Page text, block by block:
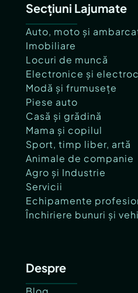
Secțiuni Lajumate
Auto, moto și
Imobiliare
Locuri de muncă
Electronice și
Modă și frumusețe
Piese auto
Casă și grădină
Mama și copilul
Sport, timp liber, artă
Animale de companie
Agro și Industrie
Servicii
Echipamente
Închiriere bunuri și
Despre